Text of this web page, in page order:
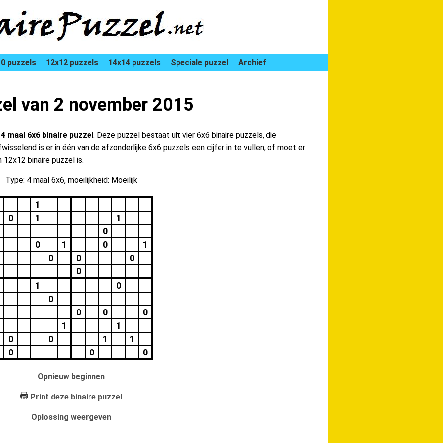
puzzels 12x12 puzzels 14x14 puzzels Speciale puzzel Archief
van 2 november 2015
4 maal 6x6 binaire puzzel. Deze puzzel bestaat uit vier 6x6 binaire puzzels, die
is er in één van de afzonderlijke 6x6 puzzels een cijfer in te vullen, of moet er
binaire puzzel is.
Type: 4 maal 6x6, moeilijkheid: Moeilijk
1
0
1
1
0
0
1 0
1
0
0
0
0
1
0
0
0
0
0
1
1
0
0 1
1
0
0 0
Opnieuw beginnen
Print deze binaire puzzel
Oplossing weergeven